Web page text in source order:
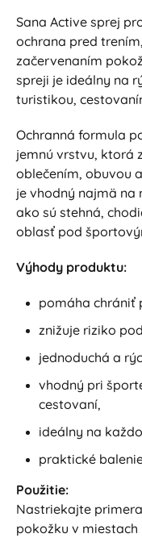
Sana Active sprej
ochrana pred
začervenaním
spreji je ideálny na
turistikou,
Ochranná formula
jemnú vrstvu, ktorá
oblečením, obuvou
je vhodný najmä na
ako sú stehná,
oblasť pod
Výhody produktu:
pomáha chrániť
znižuje riziko
jednoduchá a
vhodný pri
cestovaní,
ideálny na
praktické
Použitie:
Nastriekajte
pokožku v miestach